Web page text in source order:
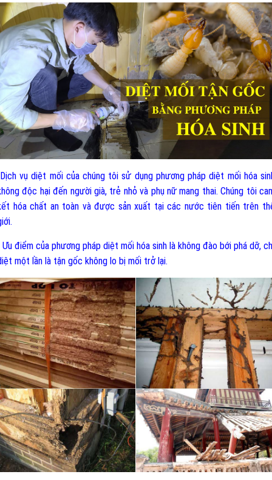
vụ diệt mối của chúng tôi sử dụng phương pháp diệt mối hóa
độc hại đến người già, trẻ nhỏ và phụ nữ mang thai. Chúng tôi
hóa chất an toàn và được sản xuất tại các nước tiên tiến trên
Ưu điểm của phương pháp diệt mối hóa sinh là không đào bới phá dỡ,
một lần là tận gốc không lo bị mối trở lại.